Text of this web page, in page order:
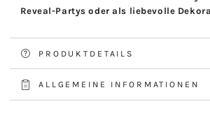
Reveal-Partys oder als liebevolle
PRODUKTDETAILS
ALLGEMEINE INFORMATIONEN